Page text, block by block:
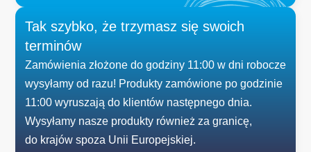
Tak szybko, że trzymasz się swoich
terminów
Zamówienia złożone do godziny 11:00 w dni robocze
wysyłamy od razu! Produkty zamówione po godzinie
11:00 wyruszają do klientów następnego dnia.
Wysyłamy nasze produkty również za granicę,
do krajów spoza Unii Europejskiej.